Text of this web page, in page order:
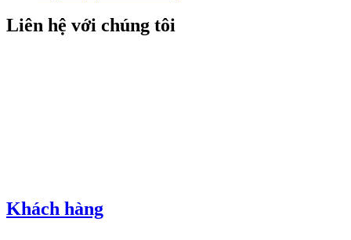
Liên hệ với chúng tôi
Khách hàng